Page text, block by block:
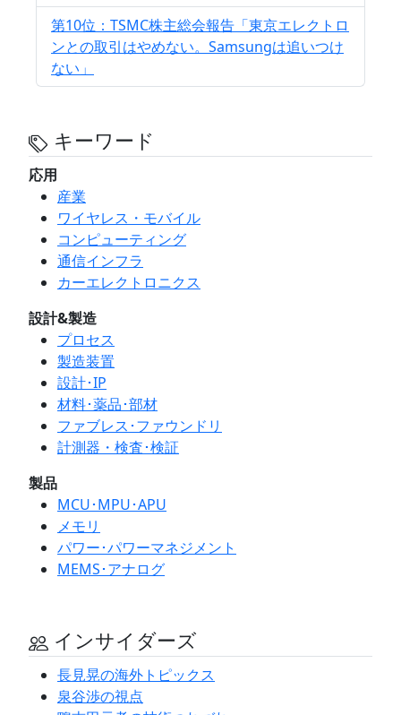
第10位：TSMC株主総会報告「東京エレクトロ
ンとの取引はやめない。Samsungは追いつけ
ない」
キーワード
応用
産業
ワイヤレス・モバイル
コンピューティング
通信インフラ
カーエレクトロニクス
設計&製造
プロセス
製造装置
設計･IP
材料･薬品･部材
ファブレス･ファウンドリ
計測器・検査･検証
製品
MCU･MPU･APU
メモリ
パワー･パワーマネジメント
MEMS･アナログ
インサイダーズ
長見晃の海外トピックス
泉谷渉の視点